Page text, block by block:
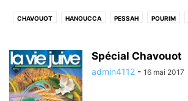
CHAVOUOT HANOUCCA PESSAH POURIM
Spécial Chavouot
admin4112 - 16 mai 2017